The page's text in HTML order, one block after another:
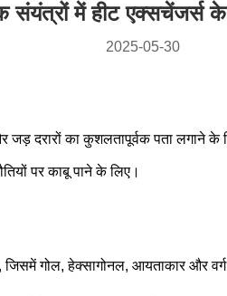
संयंत्रों में हीट
2025-05-30
जड़ दरारों का कुशलतापूर्वक पता
पर काबू पाने के लिए।
जिसमें गोल, हेक्सागोनल, आयताकार